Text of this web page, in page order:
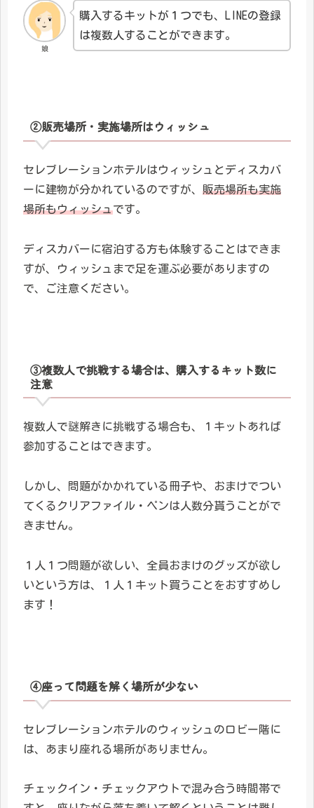
娘
購入するキットが１つでも、LINEの登録
は複数人することができます。
②販売場所・実施場所はウィッシュ
セレブレーションホテルはウィッシュとディスカバ
ーに建物が分かれているのですが、 販売場所も実施
場所もウィッシュです。
ディスカバーに宿泊する方も体験することはできま
すが、ウィッシュまで足を運ぶ必要がありますの
で、ご注意ください。
③複数人で挑戦する場合は、購入するキット数に
注意
複数人で謎解きに挑戦する場合も、１キットあれば
参加することはできます。
しかし、問題がかかれている冊子や、おまけでつい
てくるクリアファイル・ペンは人数分貰うことがで
きません。
１人１つ問題が欲しい、全員おまけのグッズが欲し
いという方は、１人１キット買うことをおすすめし
ます！
④座って問題を解く場所が少ない
セレブレーションホテルのウィッシュのロビー階に
は、あまり座れる場所がありません。
チェックイン・チェックアウトで混み合う時間帯で